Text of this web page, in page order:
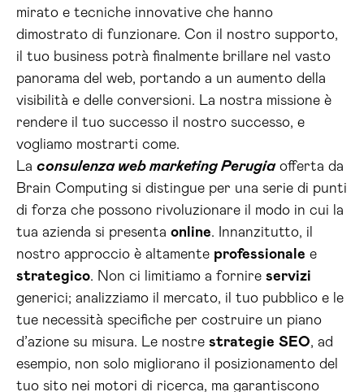
mirato e tecniche innovative che hanno
dimostrato di funzionare. Con il nostro supporto,
il tuo business potrà finalmente brillare nel vasto
panorama del web, portando a un aumento della
visibilità e delle conversioni. La nostra missione è
rendere il tuo successo il nostro successo, e
vogliamo mostrarti come.
La consulenza web marketing Perugiaofferta da
Brain Computing si distingue per una serie di punti
di forza che possono rivoluzionare il modo in cui la
tua azienda si presenta online. Innanzitutto, il
nostro approccio è altamente professionale e
strategico. Non ci limitiamo a fornire servizi
generici; analizziamo il mercato, il tuo pubblico e le
tue necessità specifiche per costruire un piano
d’azione su misura. Le nostre strategie SEO, ad
esempio, non solo migliorano il posizionamento del
tuo sito nei motori di ricerca, ma garantiscono